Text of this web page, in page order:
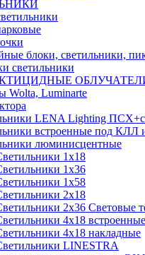
блоки, светильники,
светильники
Wolta, Luminarte
LENA Lighting
встроенные под
люминисцентные
1х18
1х36
1х58
2х18
2х36 Световые
4х18
4х18 накладные
LINESTRA